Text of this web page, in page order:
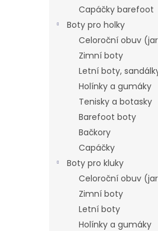
Capáčky barefoot
Boty pro holky
Celoroční obuv
Zimní boty
Letní boty,
Holínky a gumáky
Tenisky a botasky
Barefoot boty
Bačkory
Capáčky
Boty pro kluky
Celoroční obuv
Zimní boty
Letní boty
Holínky a gumáky